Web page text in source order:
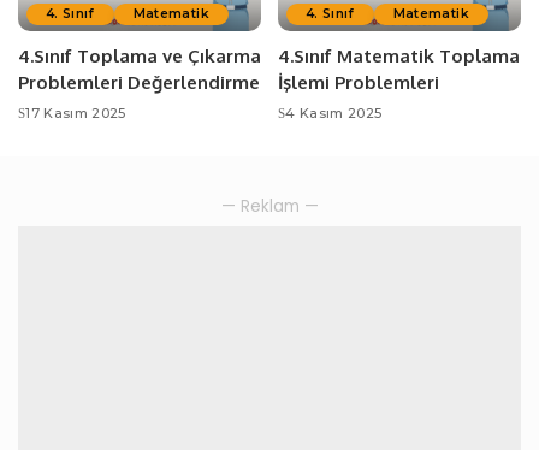
4. Sınıf Matematik
4.Sınıf Toplama ve Çıkarma
Problemleri Değerlendirme
17 Kasım 2025
4. Sınıf Matematik
4.Sınıf Matematik Toplama
İşlemi Problemleri
4 Kasım 2025
— Reklam —